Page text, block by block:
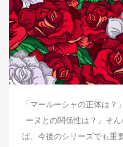
「マールーシャの正体は
ーヌとの関係性は？」そ
ば、今後のシリーズでも重